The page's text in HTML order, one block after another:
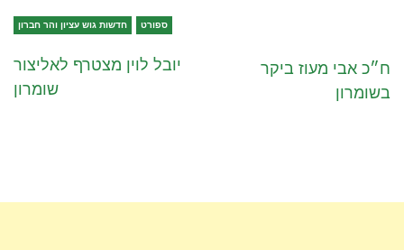
חדשות גוש עציון והר חברון ספורט
יובל לוין מצטרף לאליצור
שומרון
ח״כ אבי מעוז ביקר
בשומרון